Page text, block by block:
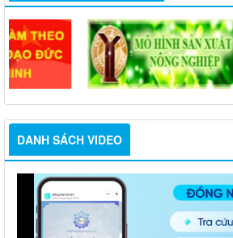
DANH SÁCH VIDEO